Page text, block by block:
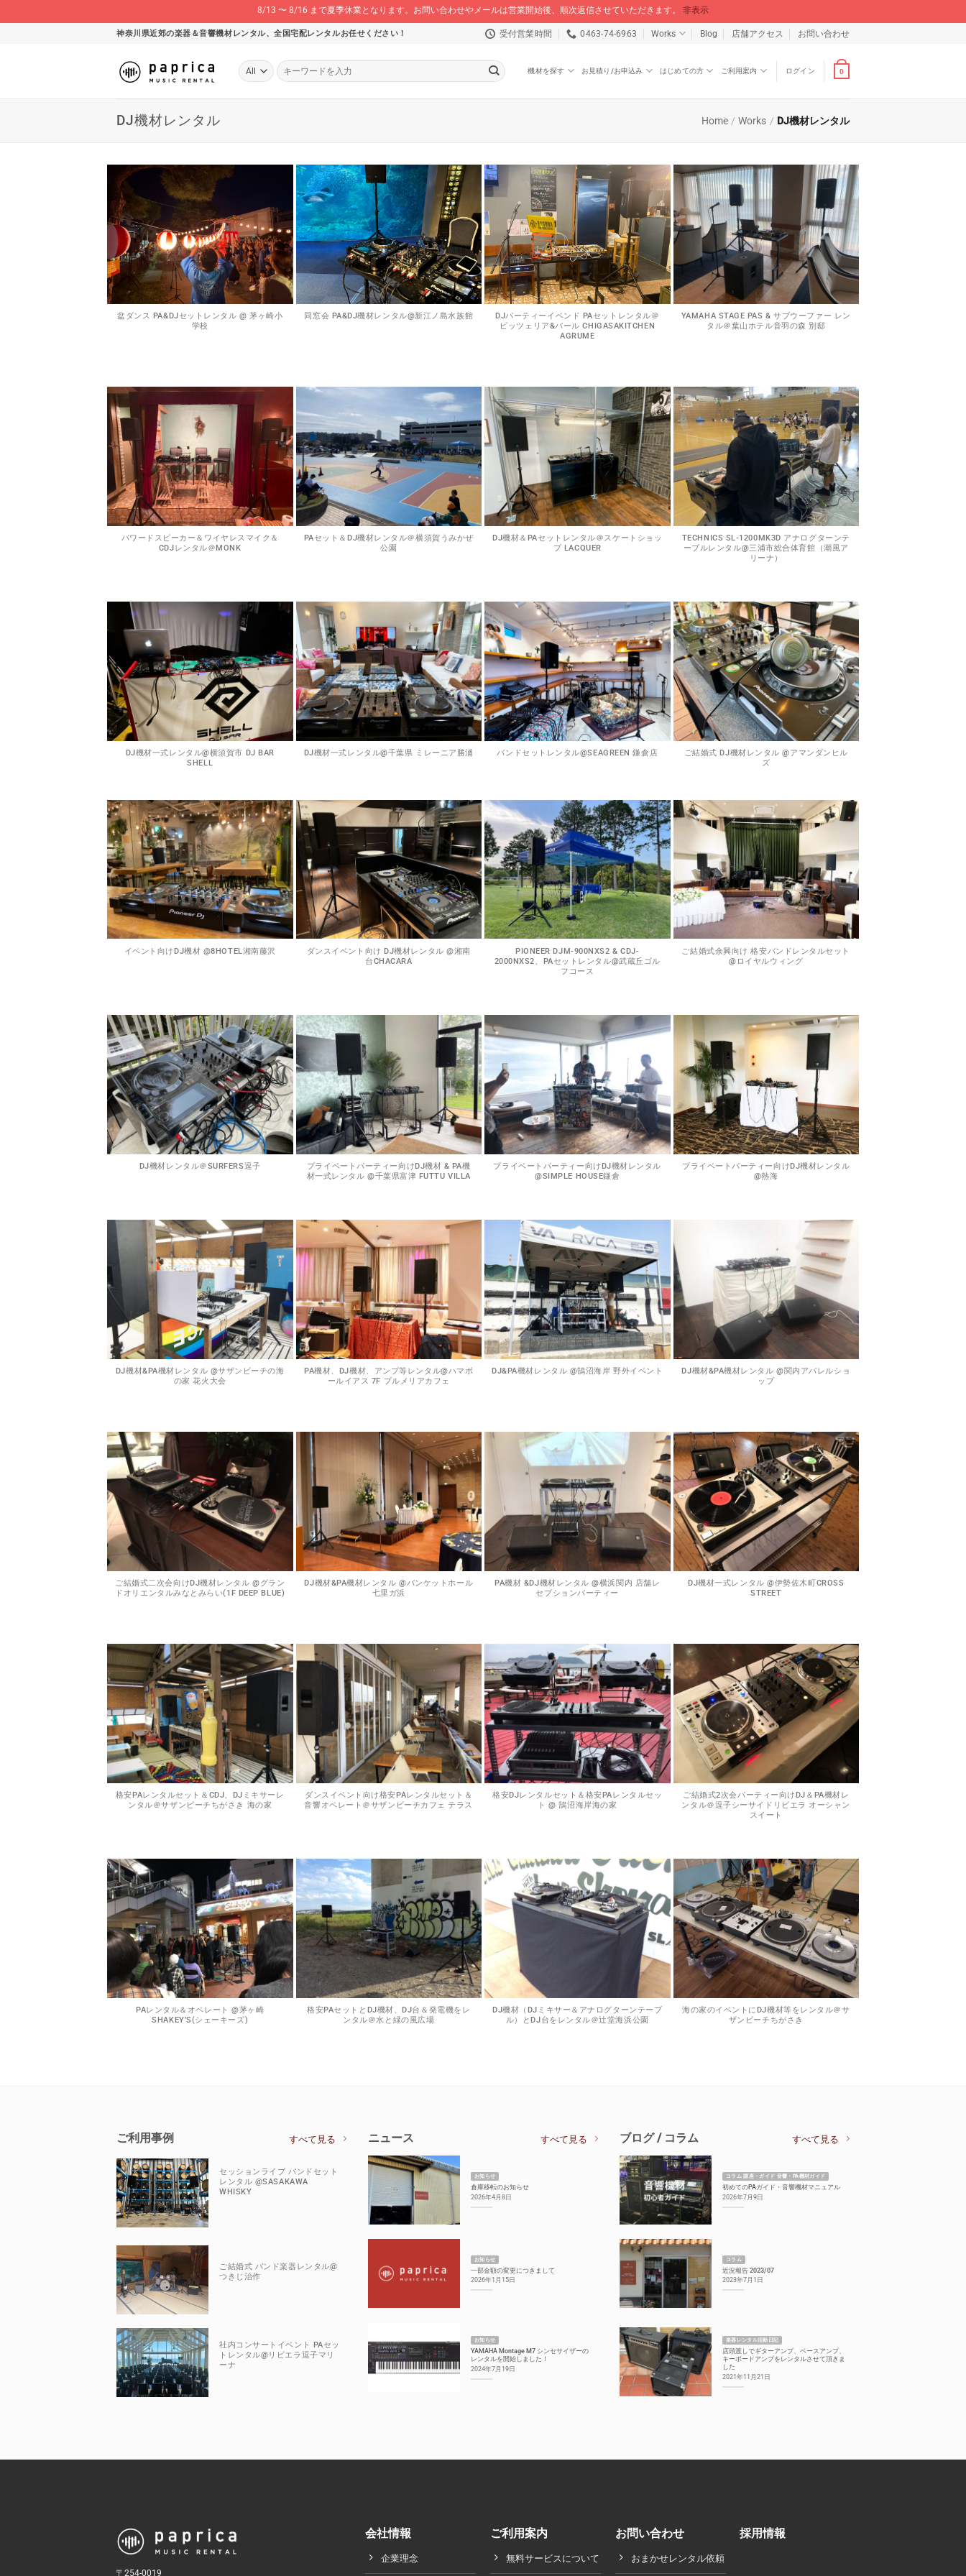
8/13 〜 8/16 まで夏季休業となります。お問い合わせやメールは営業開始後、順次返信させていただきます。 非表示
神奈川県近郊の楽器＆音響機材レンタル、全国宅配レンタルお任せください！ 受付営業時間 0463-74-6963 Works Blog 店舗アクセス お問い合わせ
検
索
機材を探す お見積り/お申込み はじめての方 ご利用案内 ログイン 0
DJ機材レンタル Home / Works / DJ機材レンタル
盆ダンス PA&DJセットレンタル @ 茅ヶ崎小
学校
同窓会 PA&DJ機材レンタル@新江ノ島水族館
DJパーティーイベンド PAセットレンタル＠
ピッツェリア&バール CHIGASAKITCHEN
AGRUME
YAMAHA STAGE PAS & サブウーファー レン
タル＠葉山ホテル音羽の森 別邸
パワードスピーカー＆ワイヤレスマイク＆
CDJレンタル＠MONK
PAセット＆DJ機材レンタル＠横須賀うみかぜ
公園
DJ機材＆PAセットレンタル＠スケートショッ
プ LACQUER
TECHNICS SL-1200MK3D アナログターンテ
ーブルレンタル@三浦市総合体育館（潮風ア
リーナ）
DJ機材一式レンタル@横須賀市 DJ BAR
SHELL
DJ機材一式レンタル@千葉県 ミレーニア勝浦 バンドセットレンタル@SEAGREEN 鎌倉店
ご結婚式 DJ機材レンタル @アマンダンヒル
ズ
イベント向けDJ機材 @8HOTEL湘南藤沢
ダンスイベント向け DJ機材レンタル @湘南
台CHACARA
PIONEER DJM-900NXS2 & CDJ-
2000NXS2、PAセットレンタル@武蔵丘ゴル
フコース
ご結婚式余興向け 格安バンドレンタルセット
@ロイヤルウィング
DJ機材レンタル＠SURFERS逗子
プライベートパーティー向けDJ機材 & PA機
材一式レンタル @千葉県富津 FUTTU VILLA
プライベートパーティー向けDJ機材レンタル
@SIMPLE HOUSE鎌倉
プライベートパーティー向けDJ機材レンタル
@熱海
DJ機材&PA機材レンタル @サザンビーチの海
の家 花火大会
PA機材、DJ機材、アンプ等レンタル@ハマボ
ールイアス 7F プルメリアカフェ
DJ&PA機材レンタル @鵠沼海岸 野外イベント
DJ機材&PA機材レンタル @関内アパレルショ
ップ
ご結婚式二次会向けDJ機材レンタル @グラン
ドオリエンタルみなとみらい(1F DEEP BLUE)
DJ機材&PA機材レンタル @バンケットホール
七里ガ浜
PA機材 &DJ機材レンタル @横浜関内 店舗レ
セプションパーティー
DJ機材一式レンタル @伊勢佐木町CROSS
STREET
格安PAレンタルセット＆CDJ、DJミキサーレ
ンタル＠サザンビーチちがさき 海の家
ダンスイベント向け格安PAレンタルセット＆
音響オペレート＠サザンビーチカフェ テラス
格安DJレンタルセット＆格安PAレンタルセッ
ト @ 鵠沼海岸海の家
ご結婚式2次会パーティー向けDJ＆PA機材レ
ンタル＠逗子シーサイドリビエラ オーシャン
スイート
PAレンタル＆オペレート @茅ヶ崎
SHAKEY’S(シェーキーズ)
格安PAセットとDJ機材、DJ台＆発電機をレ
ンタル＠水と緑の風広場
DJ機材（DJミキサー＆アナログターンテーブ
ル）とDJ台をレンタル＠辻堂海浜公園
海の家のイベントにDJ機材等をレンタル＠サ
ザンビーチちがさき
ご利用事例 すべて見る
セッションライブ バンドセット
レンタル @SASAKAWA
WHISKY
ご結婚式 バンド楽器レンタル@
つきじ治作
社内コンサートイベント PAセッ
トレンタル@リビエラ逗子マリ
ーナ
ニュース すべて見る
お知らせ
倉庫移転のお知らせ
2026年4月8日
お知らせ
一部金額の変更につきまして
2026年1月15日
お知らせ
YAMAHA Montage M7 シンセサイザーの
レンタルを開始しました！
2024年7月19日
ブログ / コラム すべて見る
コラム 講座・ガイド 音響・PA機材ガイド
初めてのPAガイド・音響機材マニュアル
2026年7月9日
コラム
近況報告 2023/07
2023年7月1日
楽器レンタル活動日記
店頭渡しでギターアンプ、ベースアンプ、
キーボードアンプをレンタルさせて頂きま
した
2021年11月21日
〒254-0019
会社情報
企業理念
ご利用案内
無料サービスについて
お問い合わせ
おまかせレンタル依頼
採用情報